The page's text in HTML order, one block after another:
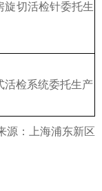
旋切活检针委托生
活检系统委托生产
源：上海浦东新区